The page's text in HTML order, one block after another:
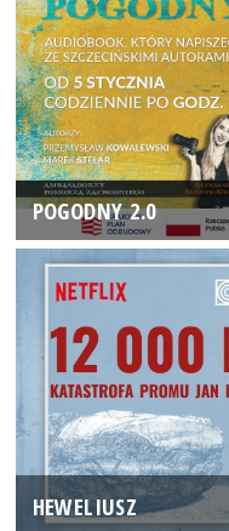
POGODNY 2.0
HEWELIUSZ